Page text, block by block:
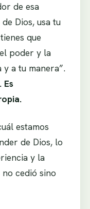
de esa
Dios, usa tu
que
poder y la
a tu manera”.
Es
estamos
de Dios, lo
y la
no cedió sino